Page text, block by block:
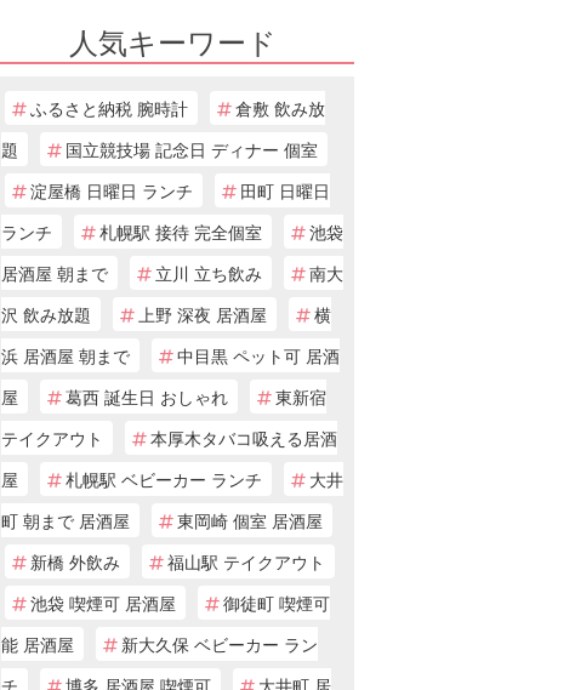
人気キーワード
ふるさと納税 腕時計
倉敷 飲み放
題
国立競技場 記念日 ディナー 個室
淀屋橋 日曜日 ランチ
田町 日曜日
ランチ
札幌駅 接待 完全個室
池袋
居酒屋 朝まで
立川 立ち飲み
南大
沢 飲み放題
上野 深夜 居酒屋
横
浜 居酒屋 朝まで
中目黒 ペット可 居酒
屋
葛西 誕生日 おしゃれ
東新宿
テイクアウト
本厚木タバコ吸える居酒
屋
札幌駅 ベビーカー ランチ
大井
町 朝まで 居酒屋
東岡崎 個室 居酒屋
新橋 外飲み
福山駅 テイクアウト
池袋 喫煙可 居酒屋
御徒町 喫煙可
能 居酒屋
新大久保 ベビーカー ラン
チ
博多 居酒屋 喫煙可
大井町 居